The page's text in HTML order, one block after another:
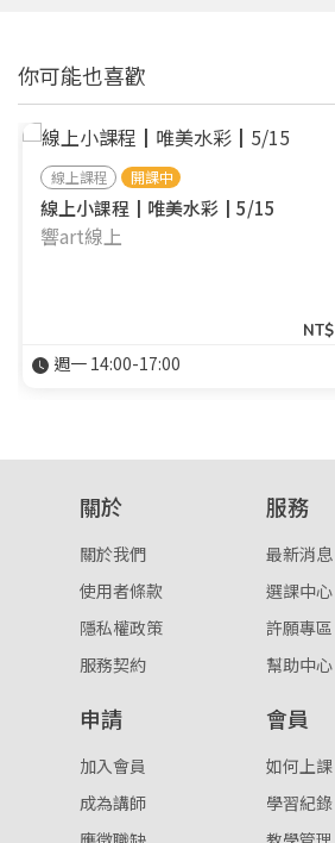
你可能也喜歡
線上課程 開課中
線上小課程┃唯美水彩┃5/15
響art線上
NT$
週一 14:00-17:00
關於
關於我們
使用者條款
隱私權政策
服務契約
服務
最新消息
選課中心
許願專區
幫助中心
申請
加入會員
成為講師
會員
如何上課
學習紀錄